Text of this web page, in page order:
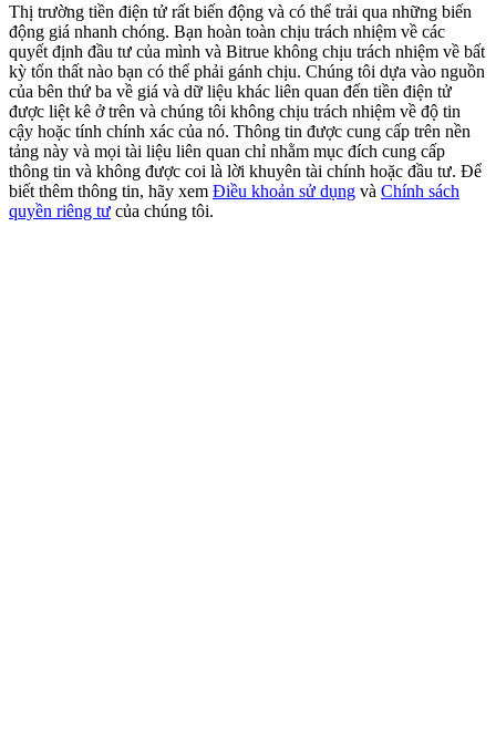
Share 500000 CASHCAT prize pool
Exclusive for BitMart Users
Register & Trade to Win 500,000 USDT
Thị trường tiền điện tử rất biến động và có thể trải qua những biến
động giá nhanh chóng. Bạn hoàn toàn chịu trách nhiệm về các
quyết định đầu tư của mình và Bitrue không chịu trách nhiệm về bất
kỳ tổn thất nào bạn có thể phải gánh chịu. Chúng tôi dựa vào nguồn
của bên thứ ba về giá và dữ liệu khác liên quan đến tiền điện tử
được liệt kê ở trên và chúng tôi không chịu trách nhiệm về độ tin
cậy hoặc tính chính xác của nó. Thông tin được cung cấp trên nền
tảng này và mọi tài liệu liên quan chỉ nhằm mục đích cung cấp
thông tin và không được coi là lời khuyên tài chính hoặc đầu tư. Để
biết thêm thông tin, hãy xem Điều khoản sử dụng và Chính sách
quyền riêng tư của chúng tôi.